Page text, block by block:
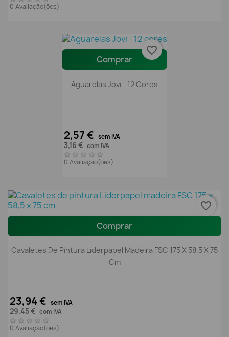
0 Avaliação(ões)
Comprar
Aguarelas Jovi - 12 Cores
2,57 € sem IVA
3,16 € com IVA
0 Avaliação(ões)
favorite_border
Comprar
Cavaletes De Pintura Liderpapel Madeira FSC 175 X 58,5 X 75
Cm
23,94 € sem IVA
29,45 € com IVA
0 Avaliação(ões)
favorite_border